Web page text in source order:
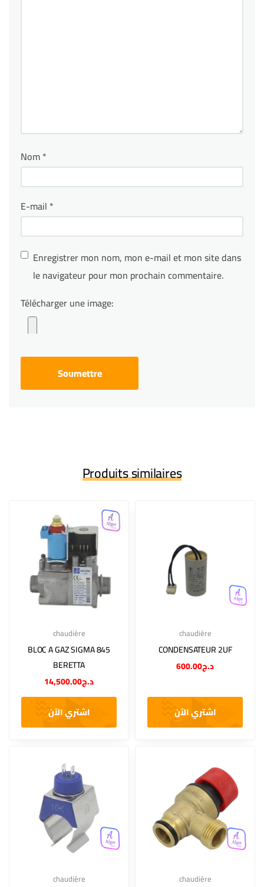
Nom*
E-mail *
Enregistrer mon nom, mon e-mail et mon site dans
le navigateur pour mon prochain commentaire.
Télécharger une image:
Produits similaires
chaudière
BLOC A GAZ SIGMA 845
BERETTA
د.ج14,500.00
اشتري الآن
chaudière
CONDENSATEUR 2UF
د.ج600.00
اشتري الآن
chaudière chaudière